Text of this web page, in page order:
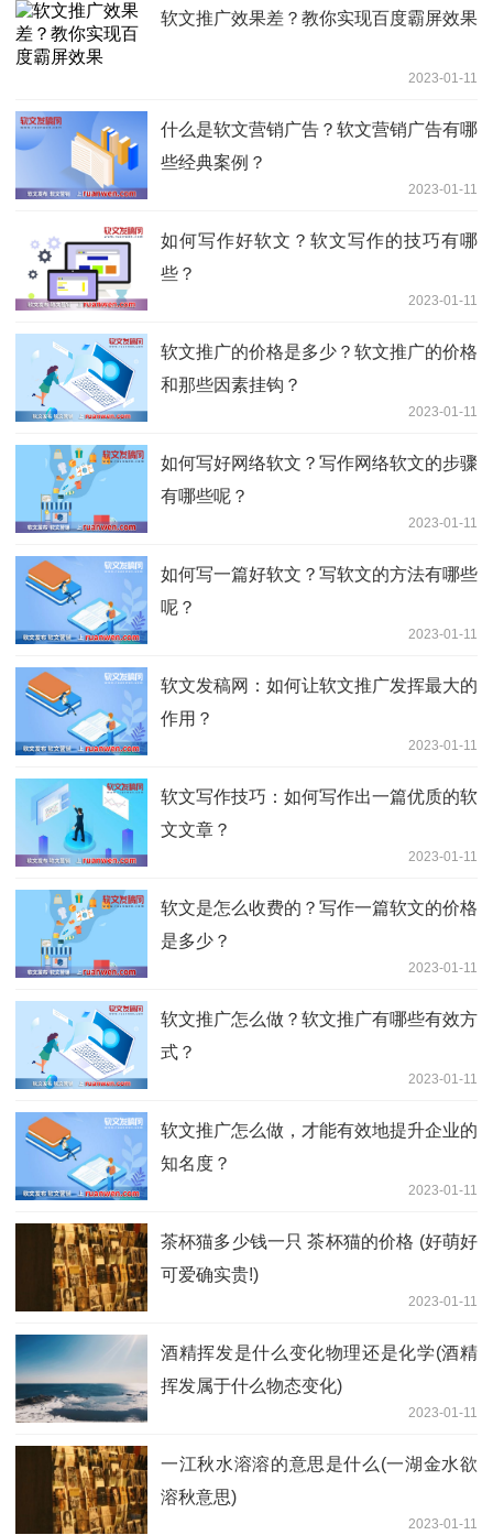
软文推广效果差？教你实现百度霸屏效果
2023-01-11
什么是软文营销广告？软文营销广告有哪
些经典案例？
2023-01-11
如何写作好软文？软文写作的技巧有哪
些？
2023-01-11
软文推广的价格是多少？软文推广的价格
和那些因素挂钩？
2023-01-11
如何写好网络软文？写作网络软文的步骤
有哪些呢？
2023-01-11
如何写一篇好软文？写软文的方法有哪些
呢？
2023-01-11
软文发稿网：如何让软文推广发挥最大的
作用？
2023-01-11
软文写作技巧：如何写作出一篇优质的软
文文章？
2023-01-11
软文是怎么收费的？写作一篇软文的价格
是多少？
2023-01-11
软文推广怎么做？软文推广有哪些有效方
式？
2023-01-11
软文推广怎么做，才能有效地提升企业的
知名度？
2023-01-11
茶杯猫多少钱一只 茶杯猫的价格 (好萌好
可爱确实贵!)
2023-01-11
酒精挥发是什么变化物理还是化学(酒精
挥发属于什么物态变化)
2023-01-11
一江秋水溶溶的意思是什么(一湖金水欲
溶秋意思)
2023-01-11